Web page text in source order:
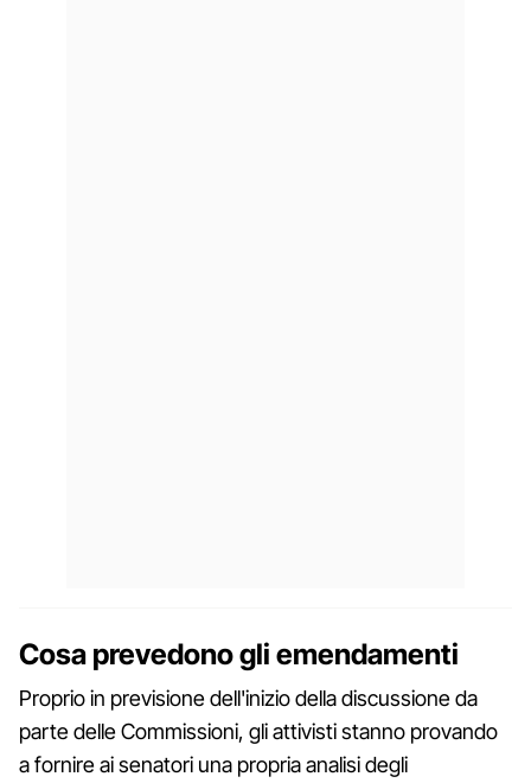
Cosa prevedono gli emendamenti
Proprio in previsione dell'inizio della discussione da
parte delle Commissioni, gli attivisti stanno provando
a fornire ai senatori una propria analisi degli